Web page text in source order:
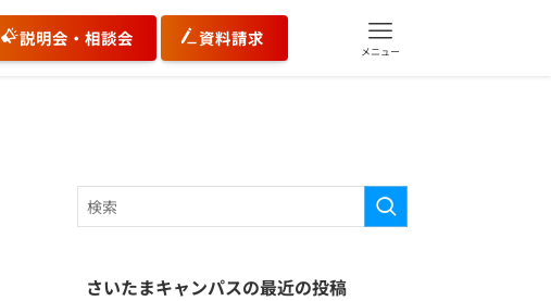
説明会・相談会 資料請求
メニュー
さいたまキャンパスの最近の投稿